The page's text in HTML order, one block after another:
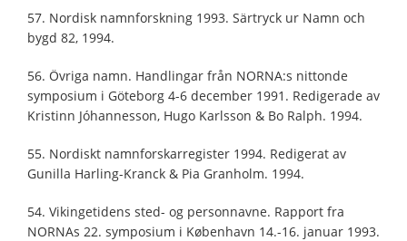
57. Nordisk namnforskning 1993. Särtryck ur Namn och
bygd 82, 1994.
56. Övriga namn. Handlingar från NORNA:s nittonde
symposium i Göteborg 4-6 december 1991. Redigerade av
Kristinn Jóhannesson, Hugo Karlsson & Bo Ralph. 1994.
55. Nordiskt namnforskarregister 1994. Redigerat av
Gunilla Harling-Kranck & Pia Granholm. 1994.
54. Vikingetidens sted- og personnavne. Rapport fra
NORNAs 22. symposium i København 14.-16. januar 1993.